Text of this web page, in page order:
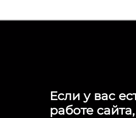
10
11
11.25
Если у вас
работе